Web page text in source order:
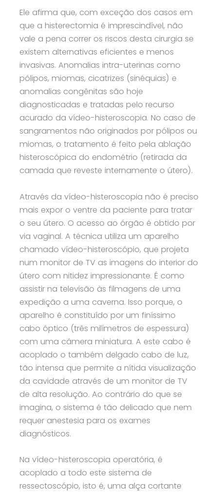
Ele afirma que, com exceção dos casos em
que a histerectomia é imprescindível, não
vale a pena correr os riscos desta cirurgia se
existem alternativas eficientes e menos
invasivas. Anomalias intra-uterinas como
pólipos, miomas, cicatrizes (sinéquias) e
anomalias congênitas são hoje
diagnosticadas e tratadas pelo recurso
acurado da vídeo-histeroscopia. No caso de
sangramentos não originados por pólipos ou
miomas, o tratamento é feito pela ablação
histeroscópica do endométrio (retirada da
camada que reveste internamente o útero).
Através da vídeo-histeroscopia não é preciso
mais expor o ventre da paciente para tratar
o seu útero. O acesso ao órgão é obtido por
via vaginal. A técnica utiliza um aparelho
chamado vídeo-histeroscópio, que projeta
num monitor de TV as imagens do interior do
útero com nitidez impressionante. É como
assistir na televisão às filmagens de uma
expedição a uma caverna. Isso porque, o
aparelho é constituído por um finíssimo
cabo óptico (três milímetros de espessura)
com uma câmera miniatura. A este cabo é
acoplado o também delgado cabo de luz,
tão intensa que permite a nítida visualização
da cavidade através de um monitor de TV
de alta resolução. Ao contrário do que se
imagina, o sistema é tão delicado que nem
requer anestesia para os exames
diagnósticos.
Na vídeo-histeroscopia operatória, é
acoplado a todo este sistema de
ressectoscópio, isto é, uma alça cortante